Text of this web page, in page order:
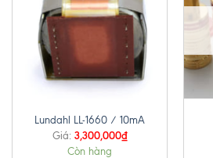
Lundahl LL-1660 / 10mA
Giá: 3,300,000₫
Còn hàng